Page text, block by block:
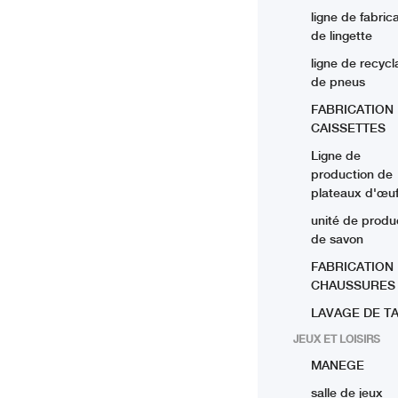
ligne de
de lingette
ligne de
de pneus
FABRICATION
CAISSETTES
Ligne de
production de
plateaux d'œuf
unité de
de savon
FABRICATION
CHAUSSURES
LAVAGE DE
JEUX ET LOISIRS
MANEGE
salle de jeux